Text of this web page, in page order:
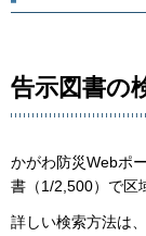
告示図書の
かがわ防災Webポ
書（1/2,500）で区
詳しい検索方法は